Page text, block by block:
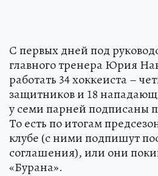
С первых дней под
главного тренера Юрия
работать 34 хоккеиста –
защитников и 18
у семи парней подписаны
То есть по итогам
клубе (с ними подпишут
соглашения), или они
«Бурана».